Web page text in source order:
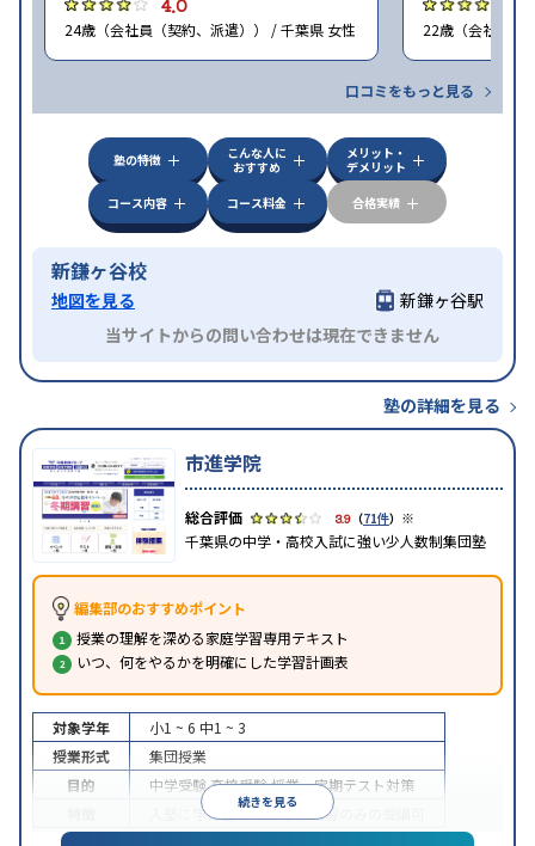
4.0
24歳（会社員（契約、派遣）） / 千葉県 女性 22歳（会社員<
口コミをもっと見る
塾の特徴
こんな人に
おすすめ
メリット・
デメリット
コース内容
コース料金 合格実績
新鎌ヶ谷校
地図を見る
新鎌ヶ谷駅
当サイトからの問い合わせは現在できません
塾の詳細を見る
市進学院
3.9 （71件） ※
千葉県の中学・高校入試に強い少人数制集団塾
編集部のおすすめポイント
授業の理解を深める家庭学習専用テキスト
いつ、何をやるかを明確にした学習計画表
続きを見る
対象学年 小1 ~ 6 中1 ~ 3
授業形式
集団授業
目的
中学受験高校受験授業・定期テスト対策
入塾に学力基準あり季節講習のみの受講可
※2023年10月調査。
を参照